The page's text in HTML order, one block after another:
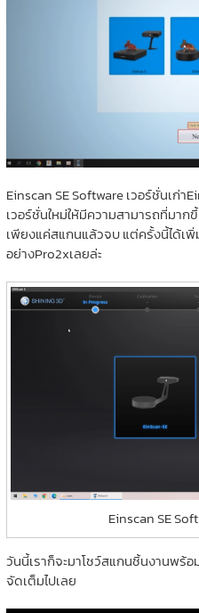
Einscan SE Software เวอร์ชั่นเก่
เวอร์ชั่นใหม่ให้มีความสามารถที่มา
เพียงแค่สแกนแล้วจบ แต่ครั้งนี้ได้เ
อย่างPro2xเลยล่ะ
Einscan SE
วันนี้เราก็จะมาโชว์สแกนชิ้นงานพร้
จัดเต็มไปเลย